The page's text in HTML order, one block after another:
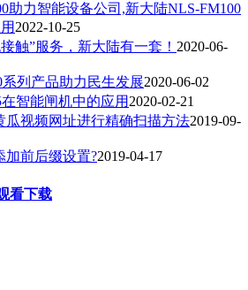
助力智能设备公司,新大陆NLS-FM100
2022-10-25
”服务，新大陆有一套！ 2020-06-
列产品助力民生发展2020-06-02
智能闸机中的应用 2020-02-21
瓜视频网址进行精确扫描方法2019-09-
加前后缀设置?2019-04-17
看下载